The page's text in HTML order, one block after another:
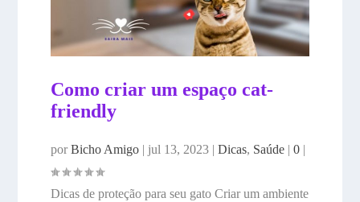
Como criar um espaço cat-
friendly
porBicho Amigo| jul 13, 2023| Dicas, Saúde| 0 |
Dicas de proteção para seu gato Criar um ambiente